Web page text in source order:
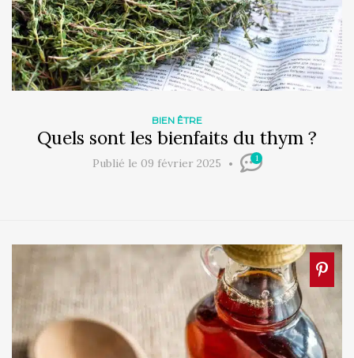
BIEN ÊTRE
Quels sont les bienfaits du thym ?
Publié le 09 février 2025 1